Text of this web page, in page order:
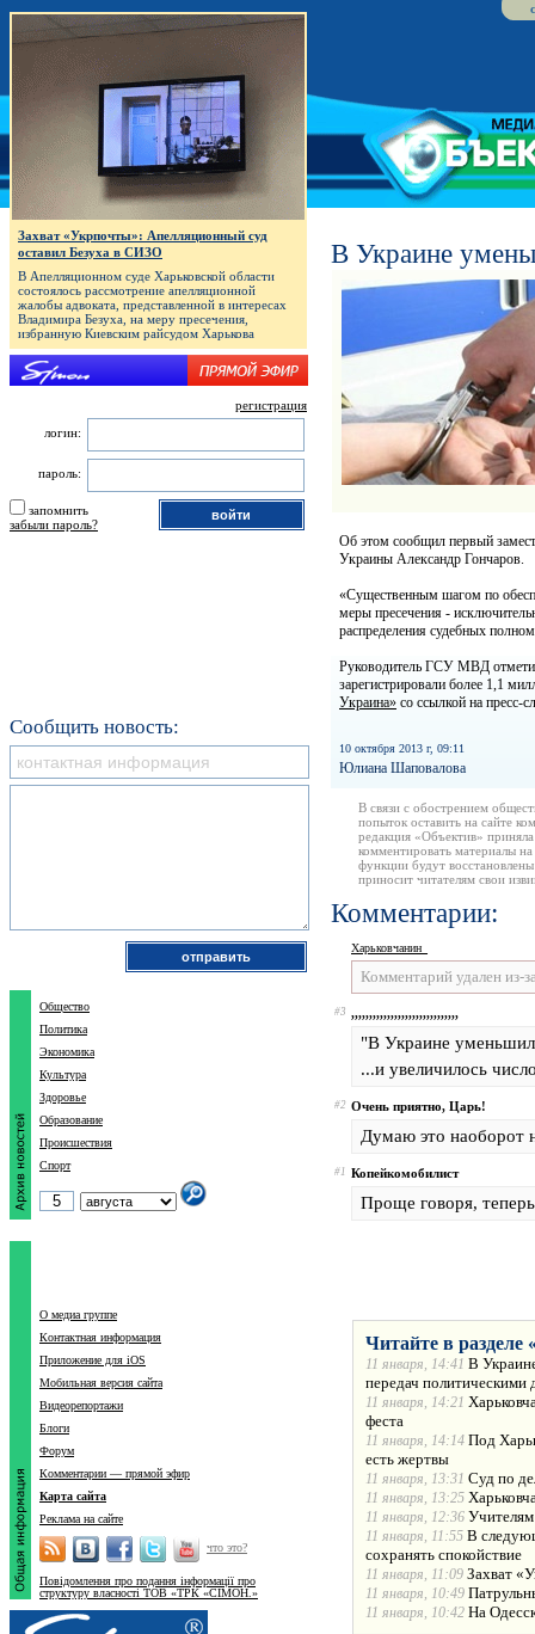
В Украине
Об этом сообщил первый
Украины Александр Гончаров.
«Существенным шагом по
меры пресечения -
распределения судебных
Руководитель ГСУ МВД
зарегистрировали более 1,1
Украина» со ссылкой на пресс-
10 октября 2013 г, 09:11
Юлиана Шаповалова
В связи с обострением
попыток оставить на сайте
редакция «Объектив»
комментировать материалы
функции будут
приносит читателям свои
Комментарии:
Харьковчанин_
Комментарий удален из-
#3 ,,,,,,,,,,,,,,,,,,,,,,,,,,,,,,
"В Украине
...и увеличилось
#2 Очень приятно, Царь!
Думаю это наоборот
#1 Копейкомобилист
Проще говоря,
Читайте в разделе
11 января, 14:41 В
передач политическими
11 января, 14:21
феста
11 января, 14:14 Под
есть жертвы
11 января, 13:31 Суд по
11 января, 13:25
11 января, 12:36
11 января, 11:55 В
сохранять спокойствие
11 января, 11:09 Захват
11 января, 10:49
11 января, 10:42 На
Захват «Укрпочты»: Апелляционный суд
оставил Безуха в СИЗО
В Апелляционном суде Харьковской области
состоялось рассмотрение апелляционной
жалобы адвоката, представленной в интересах
Владимира Безуха, на меру пресечения,
избранную Киевским райсудом Харькова
регистрация
логин:
пароль:
запомнить
забыли пароль?
Сообщить новость:
Общество
Политика
Экономика
Культура
Здоровье
Образование
Происшествия
Спорт
О медиа группе
Контактная информация
Приложение для iOS
Мобильная версия сайта
Видеорепортажи
Блоги
Форум
Комментарии — прямой эфир
Карта сайта
Реклама на сайте
что это?
Повідомлення про подання інформації про
структуру власності ТОВ «ТРК «СІМОН.»